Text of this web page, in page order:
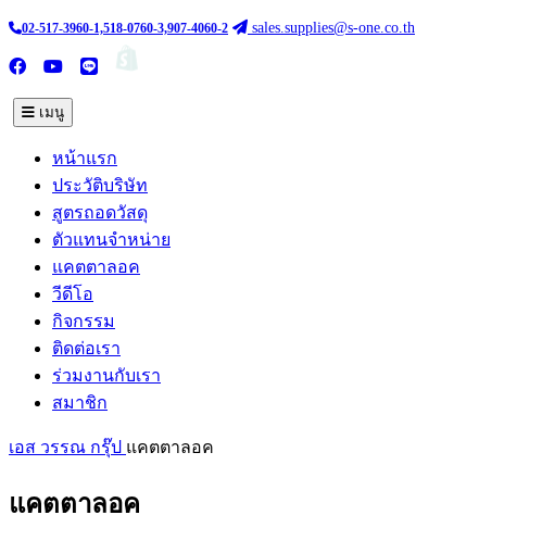
02-517-3960-1,518-0760-3,907-4060-2 sales.supplies@s-one.co.th
เมนู
หน้าแรก
ประวัติบริษัท
สูตรถอดวัสดุ
ตัวแทนจำหน่าย
แคตตาลอค
วีดีโอ
กิจกรรม
ติดต่อเรา
ร่วมงานกับเรา
สมาชิก
เอส วรรณ กรุ๊ป แคตตาลอค
แคตตาลอค